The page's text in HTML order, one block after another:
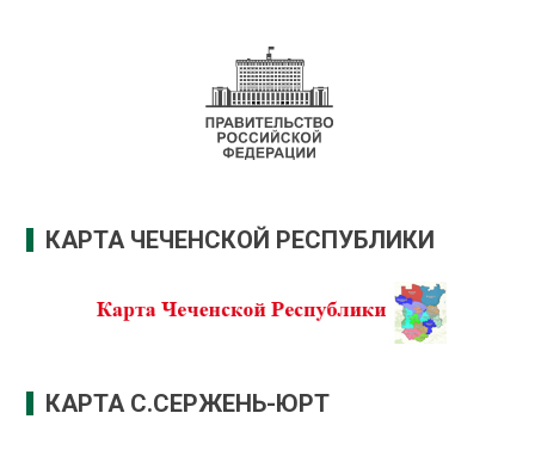
КАРТА ЧЕЧЕНСКОЙ РЕСПУБЛИКИ
КАРТА С.СЕРЖЕНЬ-ЮРТ